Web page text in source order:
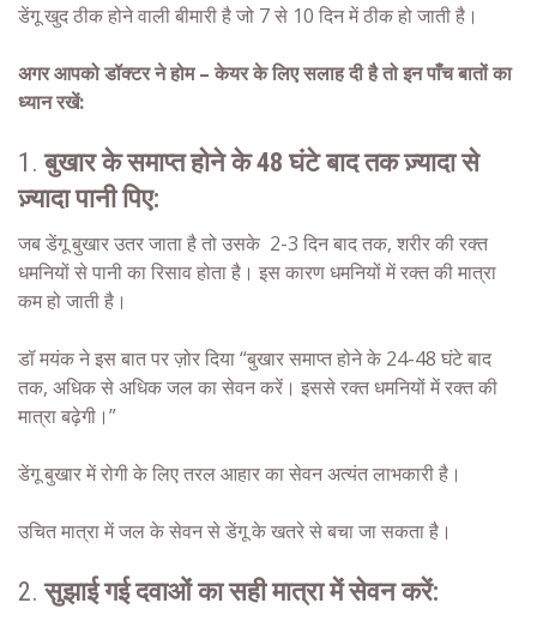
डेंगू खुद ठीक होने वाली बीमारी है जो 7 से 10 दिन में ठीक हो जाती है।
अगर आपको डॉक्टर ने होम – केयर के लिए सलाह दी है तो इन पाँच बातों का
ध्यान रखें:
1.बुखार के समाप्त होने के 48 घंटे बाद तक ज़्यादा से
ज़्यादा पानी पिए:
जब डेंगू बुखार उतर जाता है तो उसके 2-3 दिन बाद तक, शरीर की रक्त
धमनियों से पानी का रिसाव होता है। इस कारण धमनियों में रक्त की मात्रा
कम हो जाती है।
डॉ मयंक ने इस बात पर ज़ोर दिया “बुखार समाप्त होने के 24-48 घंटे बाद
तक, अधिक से अधिक जल का सेवन करें। इससे रक्त धमनियों में रक्त की
मात्रा बढ़ेगी।”
डेंगू बुखार में रोगी के लिए तरल आहार का सेवन अत्यंत लाभकारी है।
उचित मात्रा में जल के सेवन से डेंगू के खतरे से बचा जा सकता है।
2.सुझाई गई दवाओं का सही मात्रा में सेवन करें: